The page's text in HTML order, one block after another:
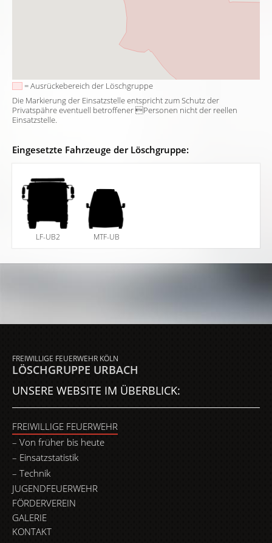
= Ausrückebereich der Löschgruppe
Die Markierung der Einsatzstelle entspricht zum Schutz der
Privatspähre eventuell betroffener Personen nicht der reellen
Einsatzstelle.
Eingesetzte Fahrzeuge der Löschgruppe:
LF-UB2 MTF-UB
FREIWILLIGE FEUERWEHR KÖLN
LÖSCHGRUPPE URBACH
UNSERE WEBSITE IM ÜBERBLICK:
FREIWILLIGE FEUERWEHR
Von früher bis heute
Einsatzstatistik
Technik
JUGENDFEUERWEHR
FÖRDERVEREIN
GALERIE
KONTAKT